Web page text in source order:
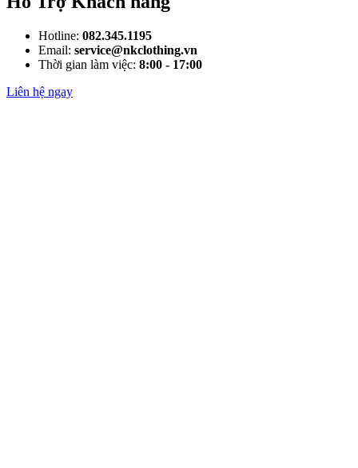
Hotline: 082.345.1195
Email: service@nkclothing.vn
Thời gian làm việc: 8:00 - 17:00
Liên hệ ngay